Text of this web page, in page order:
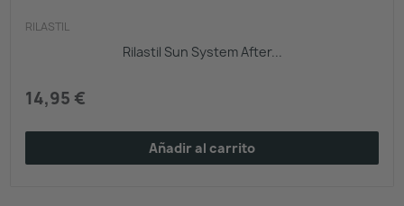
RILASTIL
Rilastil Sun System After...
14,95 €
Añadir al carrito